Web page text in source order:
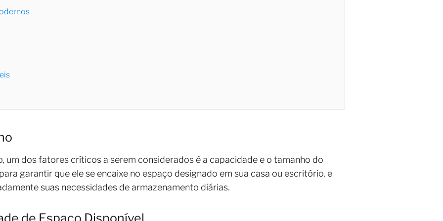
um dos fatores críticos a serem considerados é a capacidade e o tamanho do
garantir que ele se encaixe no espaço designado em sua casa ou escritório, e
suas necessidades de armazenamento diárias.